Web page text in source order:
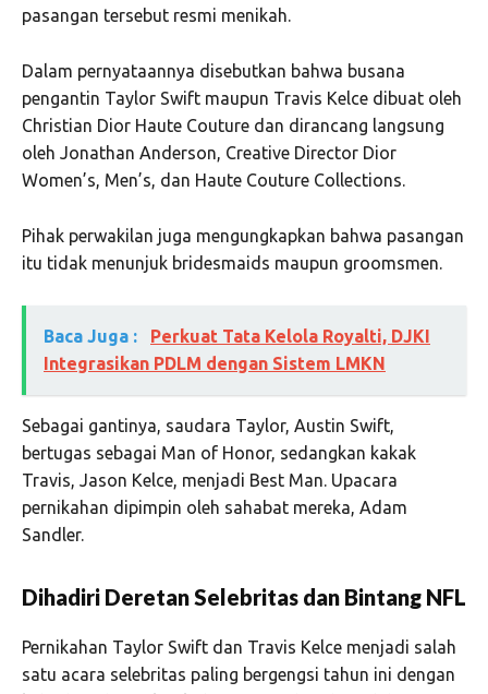
pasangan tersebut resmi menikah.
Dalam pernyataannya disebutkan bahwa busana
pengantin Taylor Swift maupun Travis Kelce dibuat oleh
Christian Dior Haute Couture dan dirancang langsung
oleh Jonathan Anderson, Creative Director Dior
Women’s, Men’s, dan Haute Couture Collections.
Pihak perwakilan juga mengungkapkan bahwa pasangan
itu tidak menunjuk bridesmaids maupun groomsmen.
Baca Juga :
Perkuat Tata Kelola Royalti, DJKI
Integrasikan PDLM dengan Sistem LMKN
Sebagai gantinya, saudara Taylor, Austin Swift,
bertugas sebagai Man of Honor, sedangkan kakak
Travis, Jason Kelce, menjadi Best Man. Upacara
pernikahan dipimpin oleh sahabat mereka, Adam
Sandler.
Dihadiri Deretan Selebritas dan Bintang NFL
Pernikahan Taylor Swift dan Travis Kelce menjadi salah
satu acara selebritas paling bergengsi tahun ini dengan